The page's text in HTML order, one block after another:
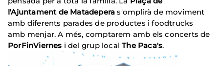
l'Ajuntament de Matadepera s'omplirà de moviment
amb diferents parades de productes i foodtrucks
amb menjar. A més, comptarem amb els concerts de
PorFinViernes i del grup localThe Paca's.